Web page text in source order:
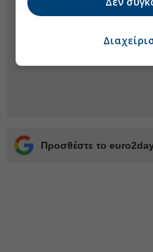
Προσθέστε το